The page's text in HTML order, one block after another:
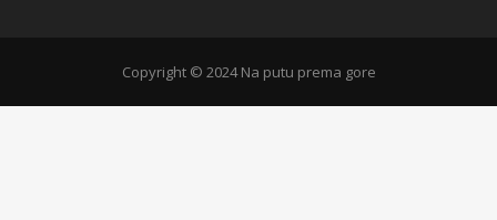
Copyright © 2024 Na putu prema gore